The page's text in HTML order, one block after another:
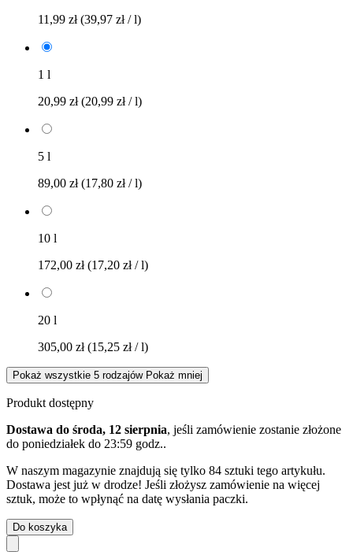
11,99 zł(39,97 zł / l)
1 l
20,99 zł(20,99 zł / l)
5 l
89,00 zł(17,80 zł / l)
10 l
172,00 zł(17,20 zł / l)
20 l
305,00 zł(15,25 zł / l)
Pokaż wszystkie 5 rodzajów Pokaż mniej
Produkt dostępny
Dostawa do środa, 12 sierpnia, jeśli zamówienie zostanie złożone
do poniedziałek do 23:59 godz..
W naszym magazynie znajdują się tylko 84 sztuki tego artykułu.
Dostawa jest już w drodze! Jeśli złożysz zamówienie na więcej
sztuk, może to wpłynąć na datę wysłania paczki.
Do koszyka